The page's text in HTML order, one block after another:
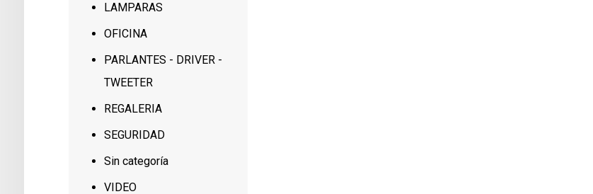
LAMPARAS
OFICINA
PARLANTES - DRIVER -
TWEETER
REGALERIA
SEGURIDAD
Sin categoría
VIDEO